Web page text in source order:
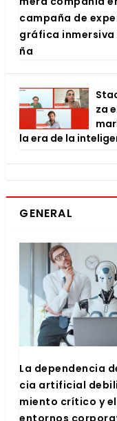
cam­pa­ña de
grá­fi­ca inmer­si­va
ña
za
la era de la
GENERAL
La depen­den­cia
cia arti­fi­cial
mien­to crí­ti­co y